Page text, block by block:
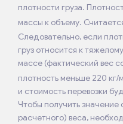
плотности груза.
массы к объему.
Следовательно, если
груз относится к
массе (фактический вес
плотность меньше 220 кг/м
и стоимость перевозки
Чтобы получить
расчетного) веса,